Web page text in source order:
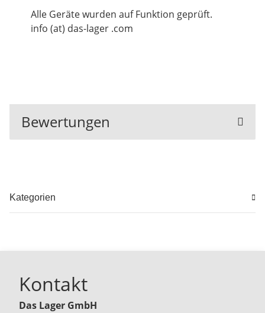
Alle Geräte wurden auf Funktion geprüft.
info (at) das-lager .com
Bewertungen
Kategorien
Kontakt
Das Lager GmbH